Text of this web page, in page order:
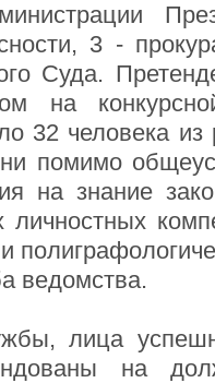
3 -
Суда.
на
32 человека
помимо
на знание
ведомства.
лица
на